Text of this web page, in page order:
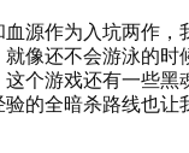
源作为入坑两作
像还不会游泳的
这个游戏还有一些
的全暗杀路线也